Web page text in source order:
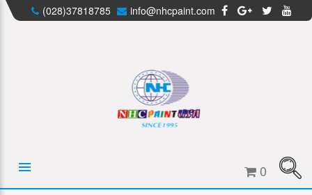
(028)37818785 info@nhcpaint.com
0